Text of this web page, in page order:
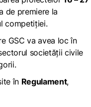
de premiere la
competiției.
GSC va avea loc în
societății civile
în Regulament,